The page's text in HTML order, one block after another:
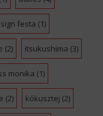
festa (1)
(2) itsukushima (3)
monika (1)
(2) kókusztej (2)